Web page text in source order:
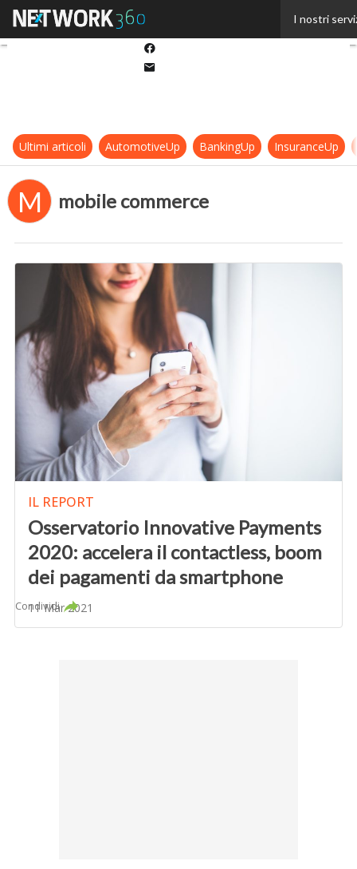
I nostri
Ultimi articoli AutomotiveUp BankingUp InsuranceUp
M mobile commerce
IL REPORT
Osservatorio Innovative Payments
2020: accelera il contactless, boom
dei pagamenti da smartphone
11 Mar 2021
Condividi